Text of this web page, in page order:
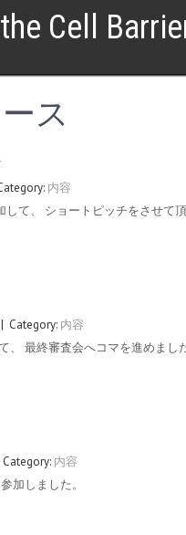
Cell
ス
内容
て、 ショートピッチをさせて頂
| Category: 内容
、 最終審査会へコマを進めました
内容
加しました。